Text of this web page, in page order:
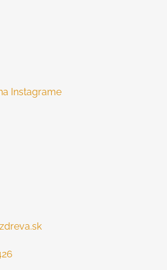
Instagrame